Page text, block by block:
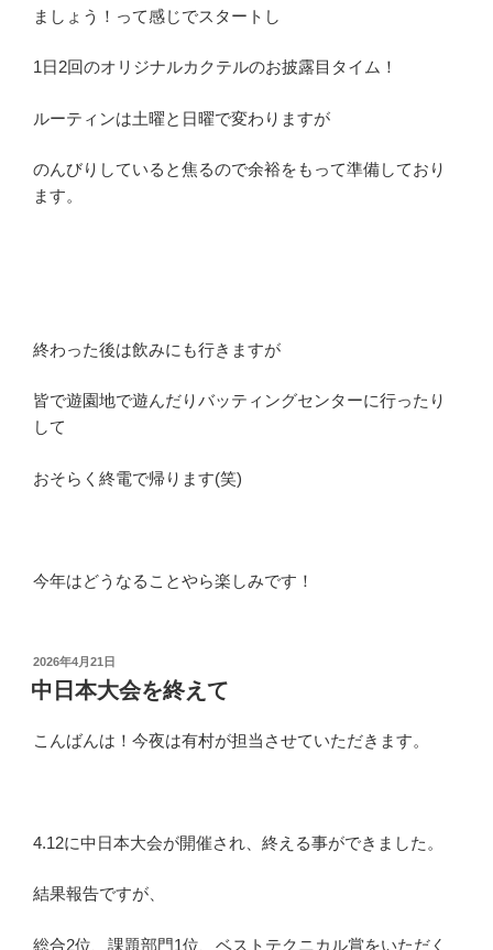
ましょう！って感じでスタートし
1日2回のオリジナルカクテルのお披露目タイム！
ルーティンは土曜と日曜で変わりますが
のんびりしていると焦るので余裕をもって準備しており
ます。
終わった後は飲みにも行きますが
皆で遊園地で遊んだりバッティングセンターに行ったり
して
おそらく終電で帰ります(笑)
今年はどうなることやら楽しみです！
投
稿
日:
2026年4月21日
中日本大会を終えて
こんばんは！今夜は有村が担当させていただきます。
4.12に中日本大会が開催され、終える事ができました。
結果報告ですが、
総合2位、課題部門1位、ベストテクニカル賞をいただく